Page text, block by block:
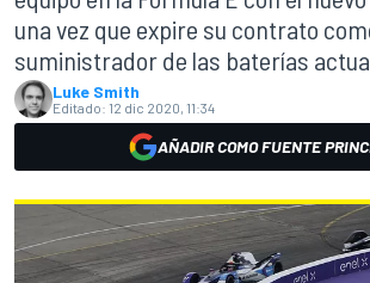
una vez que expire su contrato
suministrador de las baterías
Luke Smith
Editado: 12 dic 2020, 11:34
AÑADIR COMO FUENTE